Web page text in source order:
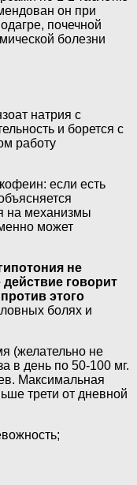
он при
почечной
болезни
натрия с
и борется с
работу
если есть
на механизмы
может
не
говорит
этого
болях и
(желательно не
в день по 50-100 мг.
Максимальная
трети от дневной